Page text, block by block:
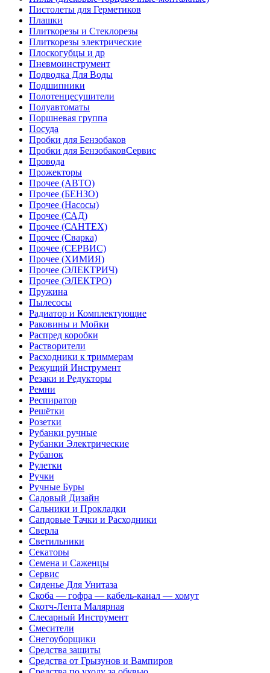
Пистолеты для Герметиков
Плашки
Плиткорезы и Стеклорезы
Плиткорезы электрические
Плоскогубцы и др
Пневмоинструмент
Подводка Для Воды
Подшипники
Полотенцесушители
Полуавтоматы
Поршневая группа
Посуда
Пробки для Бензобаков
Пробки для БензобаковСервис
Провода
Прожекторы
Прочее (АВТО)
Прочее (БЕНЗО)
Прочее (Насосы)
Прочее (САД)
Прочее (САНТЕХ)
Прочее (Сварка)
Прочее (СЕРВИС)
Прочее (ХИМИЯ)
Прочее (ЭЛЕКТРИЧ)
Прочее (ЭЛЕКТРО)
Пружина
Пылесосы
Радиатор и Комплектующие
Раковины и Мойки
Распред коробки
Растворители
Расходники к триммерам
Режущий Инструмент
Резаки и Редукторы
Ремни
Респиратор
Решётки
Розетки
Рубанки ручные
Рубанки Электрические
Рубанок
Рулетки
Ручки
Ручные Буры
Садовый Дизайн
Сальники и Прокладки
Сапдовые Тачки и Расходники
Сверла
Светильники
Секаторы
Семена и Саженцы
Сервис
Сиденье Для Унитаза
Скоба — гофра — кабель-канал — хомут
Скотч-Лента Малярная
Слесарный Инструмент
Смесители
Снегоуборщики
Средства защиты
Средства от Грызунов и Вампиров